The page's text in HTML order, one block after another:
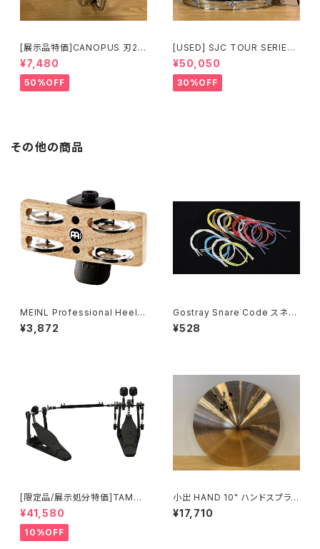
[展示品特価]CANOPUS 刃2専
用ダブルタムクランプ Y-WTC
¥7,480
50%OFF
[USED] SJC TOUR SERIES
SNARE 14 × 6.5 マットブラッ
ク
¥50,050
30%OFF
その他の商品
MEINL Professional Heel T
ambourine - PHTA
¥3,872
Gostray Snare Code スネア
コード
¥528
[限定品/展示処分特価]TAMA I
RON COBRA 600 Pedal DA
RK SHADOW Edition Twin
Pedal HP600DTWMB
¥41,580
10%OFF
小出 HAND 10" ハンドスプラッ
シュ HD-10SP
¥17,710